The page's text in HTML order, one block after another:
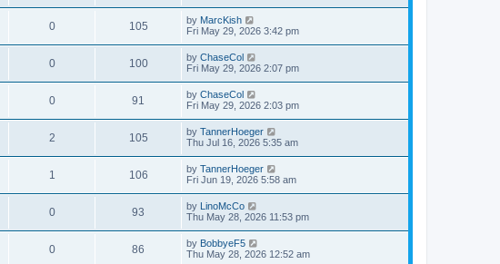
0 105 by MarcKish
Fri May 29, 2026 3:42 pm
0 100 by ChaseCol
Fri May 29, 2026 2:07 pm
0 91 by ChaseCol
Fri May 29, 2026 2:03 pm
2 105 by TannerHoeger
Thu Jul 16, 2026 5:35 am
1 106 by TannerHoeger
Fri Jun 19, 2026 5:58 am
0 93 by LinoMcCo
Thu May 28, 2026 11:53 pm
0 86 by BobbyeF5
Thu May 28, 2026 12:52 am